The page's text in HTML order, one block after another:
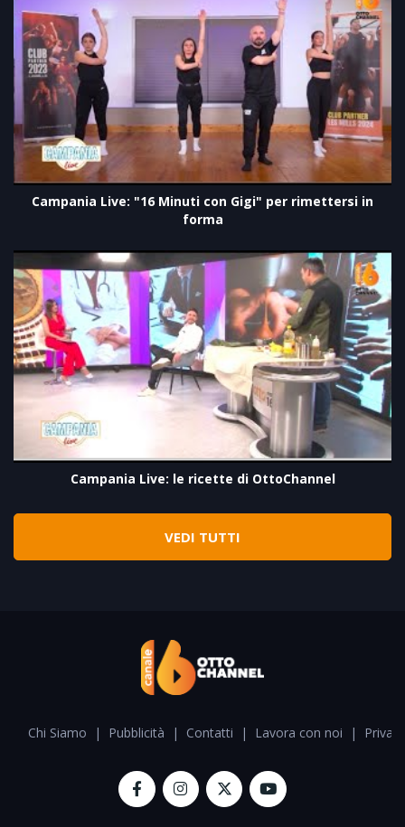
Campania Live: "16 Minuti con Gigi" per rimettersi in
forma
Campania Live: le ricette di OttoChannel
VEDI TUTTI
Chi Siamo | Pubblicità | Contatti | Lavora con noi |